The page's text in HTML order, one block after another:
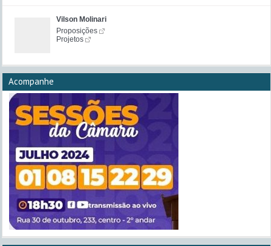
Vilson Molinari
Proposições
Projetos
Acompanhe